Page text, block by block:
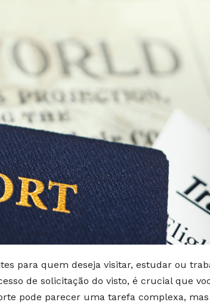
para quem deseja visitar, estudar ou
de solicitação do visto, é crucial que
pode parecer uma tarefa complexa, mas